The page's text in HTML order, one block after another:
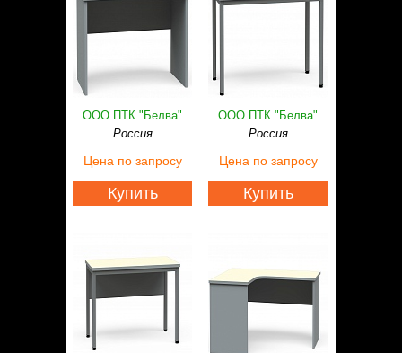
ООО ПТК "Белва"
Россия
Цена по запросу
Купить
ООО ПТК "Белва"
Россия
Цена по запросу
Купить